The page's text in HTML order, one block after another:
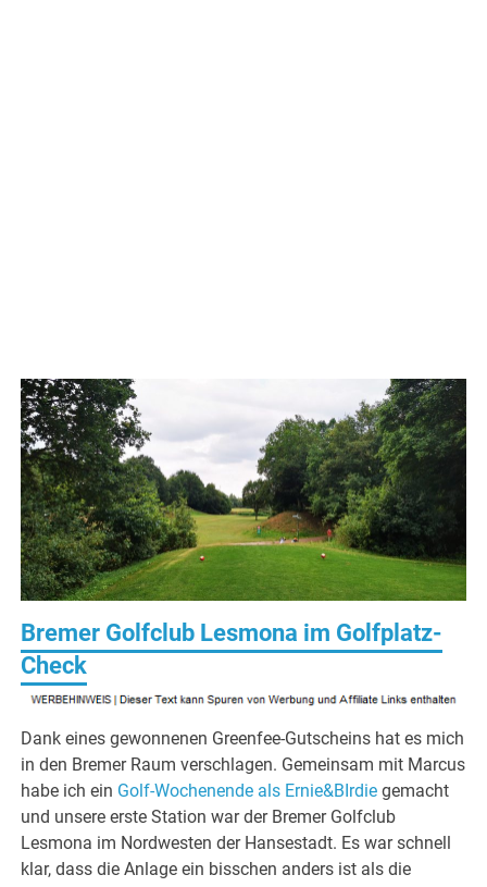
Bremer Golfclub Lesmona im Golfplatz-
Check
Dank eines gewonnenen Greenfee-Gutscheins hat es mich
in den Bremer Raum verschlagen. Gemeinsam mit Marcus
habe ich ein Golf-Wochenende als Ernie&BIrdie gemacht
und unsere erste Station war der Bremer Golfclub
Lesmona im Nordwesten der Hansestadt. Es war schnell
klar, dass die Anlage ein bisschen anders ist als die